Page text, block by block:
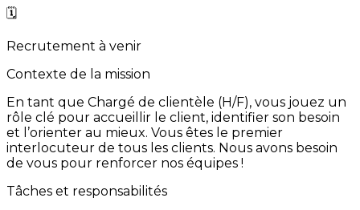
🗓️
Recrutement à venir
Contexte de la mission
En tant que Chargé de clientèle (H/F), vous jouez un
rôle clé pour accueillir le client, identifier son besoin
et l’orienter au mieux. Vous êtes le premier
interlocuteur de tous les clients. Nous avons besoin
de vous pour renforcer nos équipes !
Tâches et responsabilités